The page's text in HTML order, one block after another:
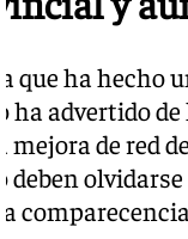
que ha
ha advertido
de red
deben